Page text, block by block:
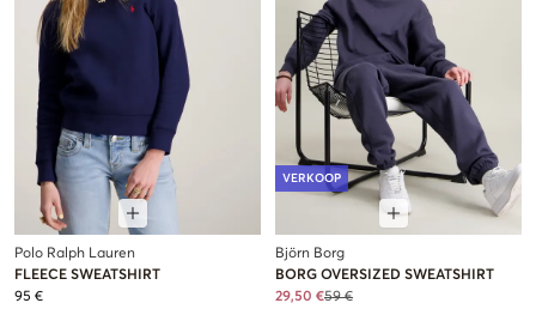
Polo Ralph Lauren
FLEECE SWEATSHIRT
95 €
VERKOOP
Björn Borg
BORG OVERSIZED SWEATSHIRT
29,50 €59 €